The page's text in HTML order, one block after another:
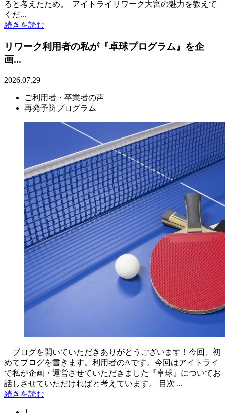
ると考えたため。 アイトライリワーク大宮の魅力を教えて
くだ...
続きを読む
リワーク利用者の私が『卓球プログラム』を企
画...
2026.07.29
ご利用者・卒業者の声
再発予防プログラム
ブログを開いていただきありがとうございます！今回、初
めてブログを書きます。利用者のAです。今回はアイトライ
で私が企画・運営させていただきました『卓球』についてお
話しさせていただければと考えています。 目次 ...
続きを読む